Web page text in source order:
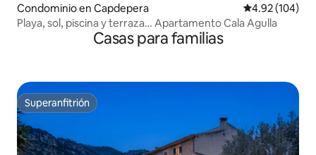
Condominio en Capdepera Calificación
4.92 (104)
Playa, sol, piscina y terraza… Apartamento Cala Agulla
Casas para familias
Superanfitrión
Superanfitrión